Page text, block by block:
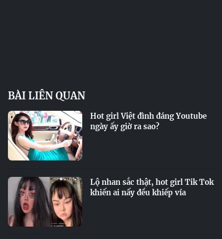
BÀI LIÊN QUAN
Hot girl Việt đình đáng Youtube
ngày ấy giờ ra sao?
Lộ nhan sắc thật, hot girl Tik Tok
khiến ai nấy đều khiếp vía